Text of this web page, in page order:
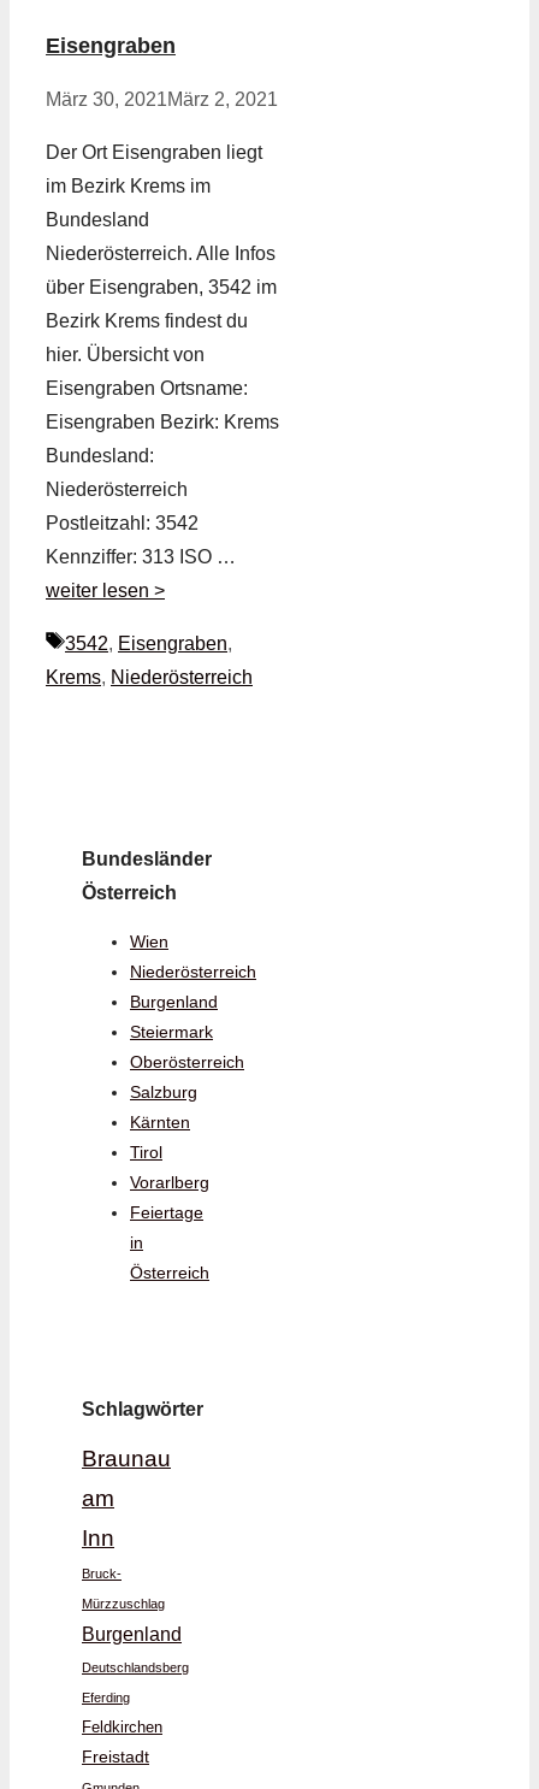
Eisengraben
März 30, 2021März 2, 2021
Der Ort Eisengraben liegt
im Bezirk Krems im
Bundesland
Niederösterreich. Alle Infos
über Eisengraben, 3542 im
Bezirk Krems findest du
hier. Übersicht von
Eisengraben Ortsname:
Eisengraben Bezirk: Krems
Bundesland:
Niederösterreich
Postleitzahl: 3542
Kennziffer: 313 ISO …
weiter lesen >
Schlagwörter
3542, Eisengraben,
Krems, Niederösterreich
Bundesländer
Österreich
Wien
Niederösterreich
Burgenland
Steiermark
Oberösterreich
Salzburg
Kärnten
Tirol
Vorarlberg
Feiertage
in
Österreich
Schlagwörter
Braunau
am
Inn
Bruck-
Mürzzuschlag
Burgenland
Deutschlandsberg
Eferding
Feldkirchen
Freistadt